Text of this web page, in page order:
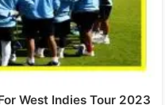
West Indies Tour 2023